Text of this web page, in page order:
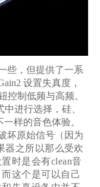
些，但提供了一系
设置失真度，
控制低频与高频。
进行选择，硅、
样的音色体验。
坏原始信号（ 因为
器之所以那么受欢
时是会有clean音
这个是可以自己